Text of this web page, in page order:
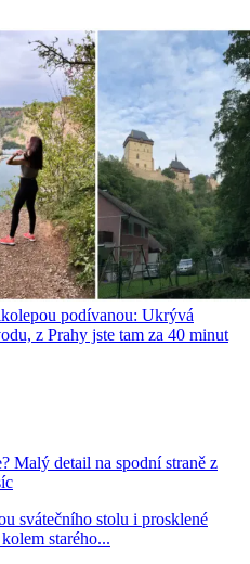
podívanou: Ukrývá
z Prahy jste tam za 40 minut
Malý detail na spodní straně z
svátečního stolu i prosklené
starého...